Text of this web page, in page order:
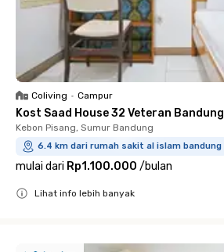
Coliving • Campur
Kost Saad House 32 Veteran Bandung
Kebon Pisang, Sumur Bandung
6.4 km dari rumah sakit al islam bandung
mulai dari Rp1.100.000 /bulan
Lihat info lebih banyak